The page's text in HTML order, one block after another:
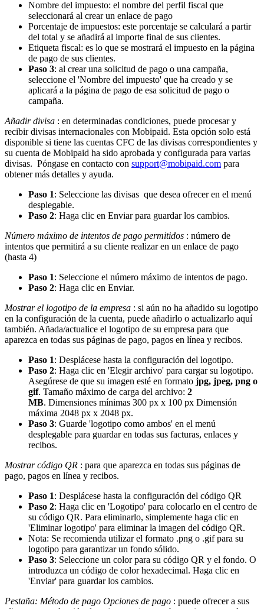
Nombre del impuesto: el nombre del perfil fiscal que
seleccionará al crear un enlace de pago
Porcentaje de impuestos: este porcentaje se calculará a partir
del total y se añadirá al importe final de sus clientes.
Etiqueta fiscal: es lo que se mostrará el impuesto en la página
de pago de sus clientes.
Paso 3: al crear una solicitud de pago o una campaña,
seleccione el 'Nombre del impuesto' que ha creado y se
aplicará a la página de pago de esa solicitud de pago o
campaña.
Añadir divisa : en determinadas condiciones, puede procesar y
recibir divisas internacionales con Mobipaid. Esta opción solo está
disponible si tiene las cuentas CFC de las divisas correspondientes y
su cuenta de Mobipaid ha sido aprobada y configurada para varias
divisas. Póngase en contacto con support@mobipaid.com para
obtener más detalles y ayuda.
Paso 1: Seleccione las divisas que desea ofrecer en el menú
desplegable.
Paso 2: Haga clic en Enviar para guardar los cambios.
Número máximo de intentos de pago permitidos : número de
intentos que permitirá a su cliente realizar en un enlace de pago
(hasta 4)
Paso 1: Seleccione el número máximo de intentos de pago.
Paso 2: Haga clic en Enviar.
Mostrar el logotipo de la empresa : si aún no ha añadido su logotipo
en la configuración de la cuenta, puede añadirlo o actualizarlo aquí
también. Añada/actualice el logotipo de su empresa para que
aparezca en todas sus páginas de pago, pagos en línea y recibos.
Paso 1: Desplácese hasta la configuración del logotipo.
Paso 2: Haga clic en 'Elegir archivo' para cargar su logotipo.
Asegúrese de que su imagen esté en formato jpg, jpeg, png o
gif. Tamaño máximo de carga del archivo: 2
MB. Dimensiones mínimas 300 px x 100 px Dimensión
máxima 2048 px x 2048 px.
Paso 3: Guarde 'logotipo como ambos' en el menú
desplegable para guardar en todas sus facturas, enlaces y
recibos.
Mostrar código QR : para que aparezca en todas sus páginas de
pago, pagos en línea y recibos.
Paso 1: Desplácese hasta la configuración del código QR
Paso 2: Haga clic en 'Logotipo' para colocarlo en el centro de
su código QR. Para eliminarlo, simplemente haga clic en
'Eliminar logotipo' para eliminar la imagen del código QR.
Nota: Se recomienda utilizar el formato .png o .gif para su
logotipo para garantizar un fondo sólido.
Paso 3: Seleccione un color para su código QR y el fondo. O
introduzca un código de color hexadecimal. Haga clic en
'Enviar' para guardar los cambios.
Pestaña: Método de pago Opciones de pago : puede ofrecer a sus